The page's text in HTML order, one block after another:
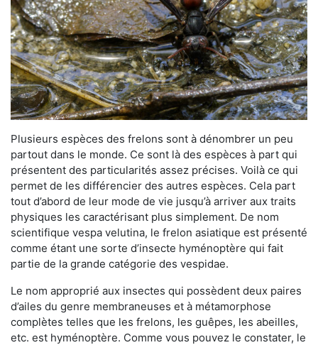
Plusieurs espèces des frelons sont à dénombrer un peu
partout dans le monde. Ce sont là des espèces à part qui
présentent des particularités assez précises. Voilà ce qui
permet de les différencier des autres espèces. Cela part
tout d’abord de leur mode de vie jusqu’à arriver aux traits
physiques les caractérisant plus simplement. De nom
scientifique vespa velutina, le frelon asiatique est présenté
comme étant une sorte d’insecte hyménoptère qui fait
partie de la grande catégorie des vespidae.
Le nom approprié aux insectes qui possèdent deux paires
d’ailes du genre membraneuses et à métamorphose
complètes telles que les frelons, les guêpes, les abeilles,
etc. est hyménoptère. Comme vous pouvez le constater, le